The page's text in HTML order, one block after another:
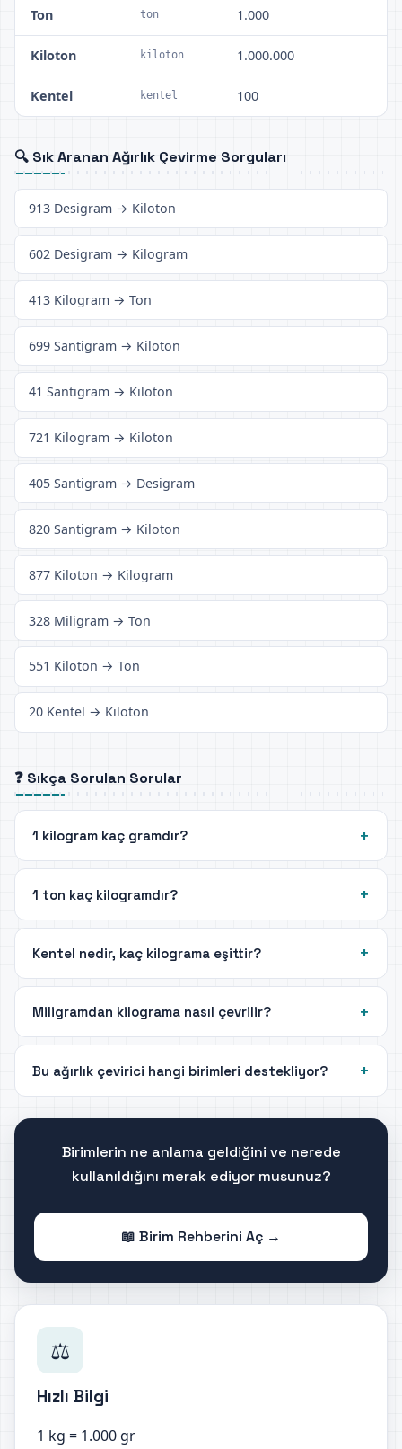
Ton ton 1.000
Kiloton kiloton 1.000.000
Kentel kentel 100
🔍 Sık Aranan Ağırlık Çevirme Sorguları
913 Desigram → Kiloton
602 Desigram → Kilogram
413 Kilogram → Ton
699 Santigram → Kiloton
41 Santigram → Kiloton
721 Kilogram → Kiloton
405 Santigram → Desigram
820 Santigram → Kiloton
877 Kiloton → Kilogram
328 Miligram → Ton
551 Kiloton → Ton
20 Kentel → Kiloton
❓ Sıkça Sorulan Sorular
1 kilogram kaç gramdır?
1 ton kaç kilogramdır?
Kentel nedir, kaç kilograma eşittir?
Miligramdan kilograma nasıl çevrilir?
Bu ağırlık çevirici hangi birimleri destekliyor?
Birimlerin ne anlama geldiğini ve nerede
kullanıldığını merak ediyor musunuz?
📖 Birim Rehberini Aç →
⚖️
Hızlı Bilgi
1 kg = 1.000 gr